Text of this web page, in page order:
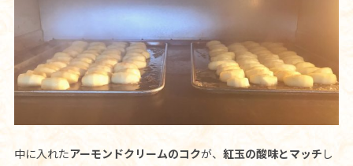
中に入れたアーモンドクリームのコクが、 紅玉の酸味とマッチ し